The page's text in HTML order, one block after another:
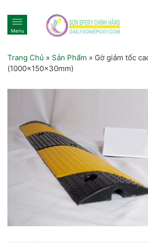
Menu
Trang Chủ » Sản Phẩm » Gờ giảm tốc
(1000x150x30mm)